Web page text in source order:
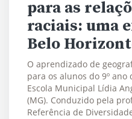
para as
raciais: uma
Belo
O aprendizado de
para os alunos do 9º
Escola Municipal Lídia
(MG). Conduzido pela
Referência de